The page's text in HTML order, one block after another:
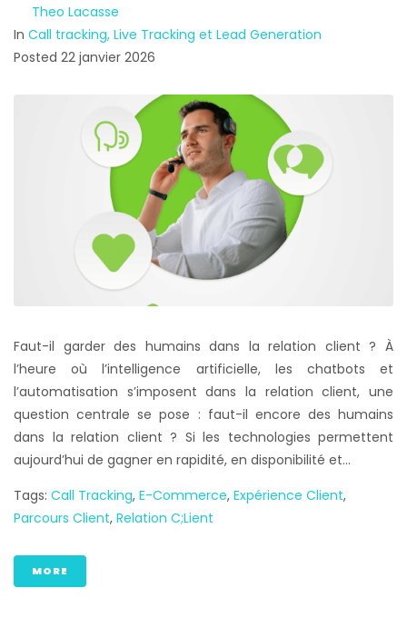
Theo Lacasse
In Call tracking, Live Tracking et Lead Generation
Posted 22 janvier 2026
Faut-il garder des humains dans la relation client ? À
l’heure où l’intelligence artificielle, les chatbots et
l’automatisation s’imposent dans la relation client, une
question centrale se pose : faut-il encore des humains
dans la relation client ? Si les technologies permettent
aujourd’hui de gagner en rapidité, en disponibilité et...
Tags: Call Tracking, E-Commerce, Expérience Client,
Parcours Client, Relation C;lient
MORE